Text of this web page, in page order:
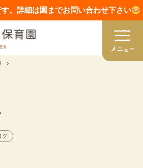
。詳細は園までお問い合わせ下さい
グ